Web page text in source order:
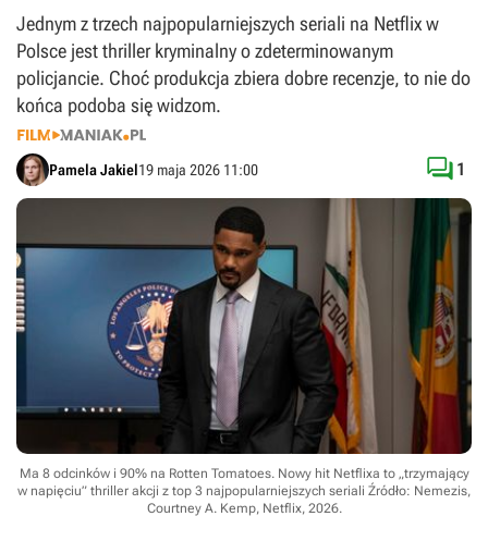
Jednym z trzech najpopularniejszych seriali na Netflix w
Polsce jest thriller kryminalny o zdeterminowanym
policjancie. Choć produkcja zbiera dobre recenzje, to nie do
końca podoba się widzom.
Pamela Jakiel19 maja 2026 11:00  1
Ma 8 odcinków i 90% na Rotten Tomatoes. Nowy hit Netflixa to „trzymający
w napięciu” thriller akcji z top 3 najpopularniejszych seriali Źródło: Nemezis,
Courtney A. Kemp, Netflix, 2026.